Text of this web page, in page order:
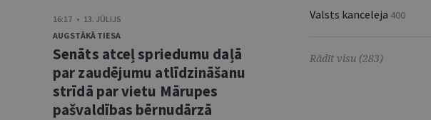
16:17 • 13. JŪLIJS
AUGSTĀKĀ TIESA
Senāts atceļ spriedumu daļā
par zaudējumu atlīdzināšanu
strīdā par vietu Mārupes
pašvaldības bērnudārzā
Valsts kanceleja 400
Rādīt visu (283)